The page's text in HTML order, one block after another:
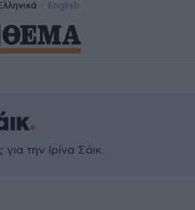
English
την Ιρίνα Σάικ.